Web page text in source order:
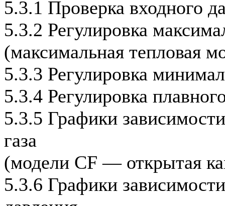
5.3.1 Проверка входного
5.3.2 Регулировка
(максимальная тепловая
5.3.3 Регулировка
5.3.4 Регулировка
5.3.5 Графики
газа
(модели CF — открытая
5.3.6 Графики